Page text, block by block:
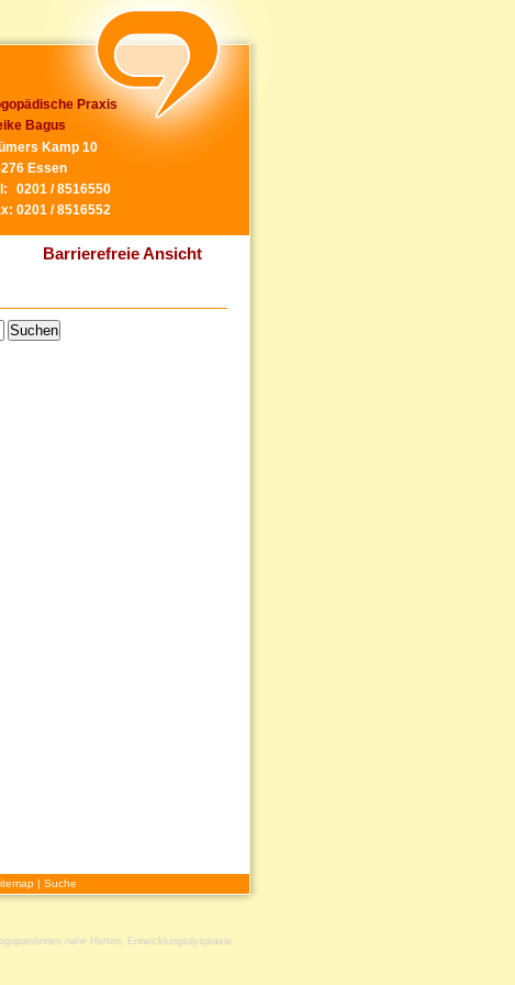
Praxis
Bagus
Kamp 10
Essen
0201 / 8516550
0201 / 8516552
Barrierefreie Ansicht
| Suche
Logopaedinnen nahe Herten
Entwicklungsdyspraxie